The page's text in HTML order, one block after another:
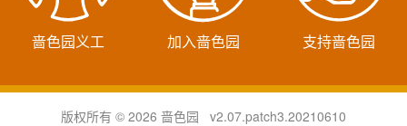
啬色园义工 加入啬色园 支持啬色园
版权所有 © 2026 啬色园 v2.07.patch3.20210610